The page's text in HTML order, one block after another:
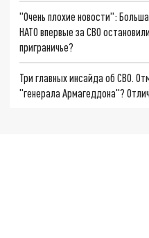
"Очень плохие новости":
НАТО впервые за СВО
приграничье?
Три главных инсайда об СВО.
"генерала Армагеддона"?